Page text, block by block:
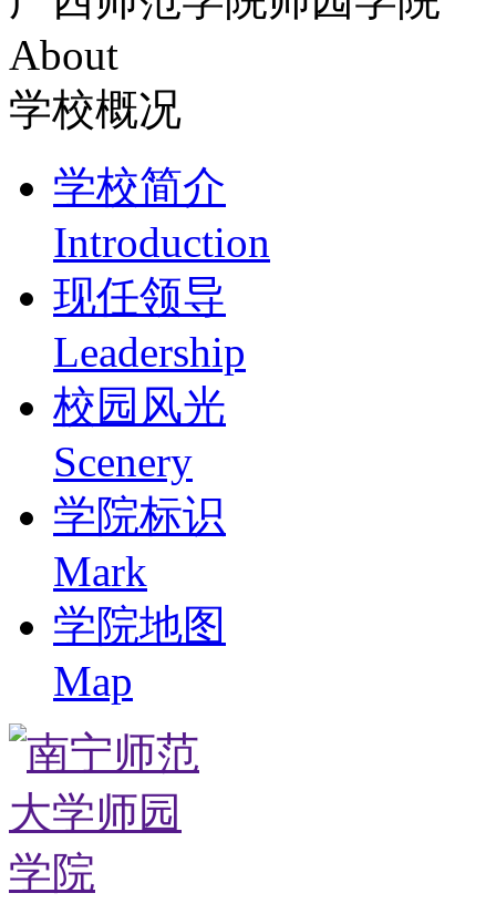
About
学校概况
学校简介
Introduction
现任领导
Leadership
校园风光
Scenery
学院标识
Mark
学院地图
Map